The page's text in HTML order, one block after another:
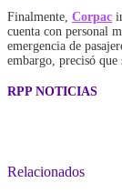
Finalmente, Corpac
cuenta con personal
emergencia de
embargo, precisó que
RPP NOTICIAS
Relacionados